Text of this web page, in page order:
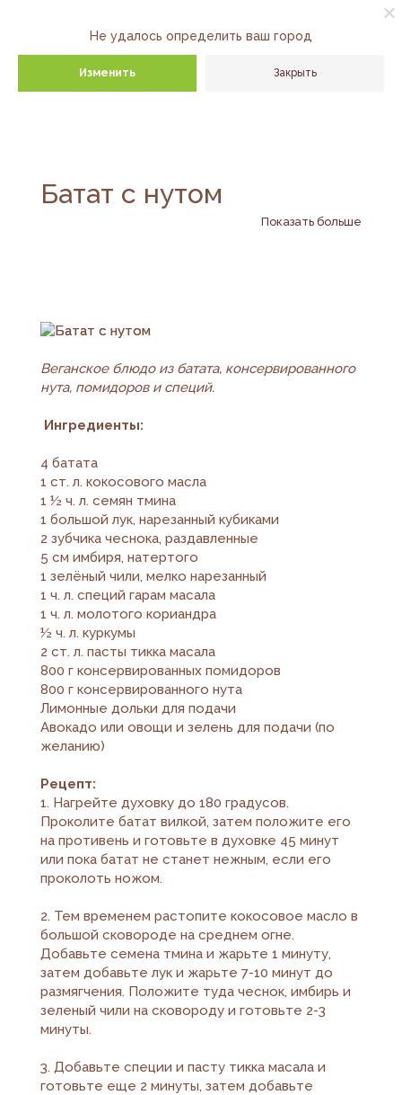
Не удалось определить ваш город
Изменить Закрыть
город
Батат с нутом
Показать больше
Веганское блюдо из батата, консервированного
нута, помидоров и специй.
Ингредиенты:
4 батата
1 ст. л. кокосового масла
1 ½ ч. л. семян тмина
1 большой лук, нарезанный кубиками
2 зубчика чеснока, раздавленные
5 см имбиря, натертого
1 зелёный чили, мелко нарезанный
1 ч. л. специй гарам масала
1 ч. л. молотого кориандра
½ ч. л. куркумы
2 ст. л. пасты тикка масала
800 г консервированных помидоров
800 г консервированного нута
Лимонные дольки для подачи
Авокадо или овощи и зелень для подачи (по
желанию)
Рецепт:
1. Нагрейте духовку до 180 градусов.
Проколите батат вилкой, затем положите его
на противень и готовьте в духовке 45 минут
или пока батат не станет нежным, если его
проколоть ножом.
2. Тем временем растопите кокосовое масло в
большой сковороде на среднем огне.
Добавьте семена тмина и жарьте 1 минуту,
затем добавьте лук и жарьте 7-10 минут до
размягчения. Положите туда чеснок, имбирь и
зеленый чили на сковороду и готовьте 2-3
минуты.
3. Добавьте специи и пасту тикка масала и
готовьте еще 2 минуты, затем добавьте